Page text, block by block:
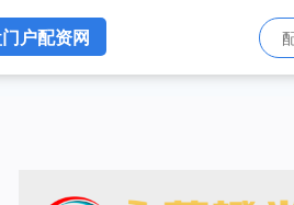
户配资网